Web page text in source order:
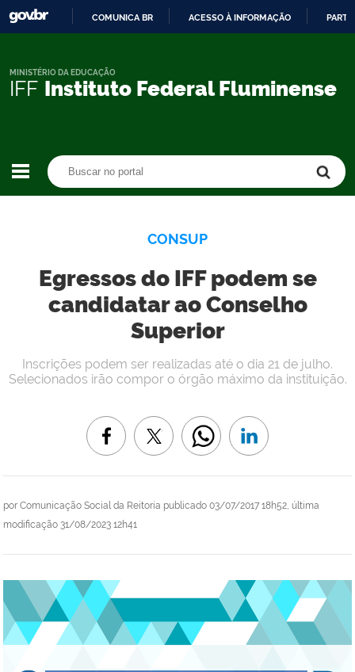
CONTEÚDO
COMUNICA BR ACESSO À INFORMAÇÃO
IFF Instituto Federal Fluminense
MINISTÉRIO DA EDUCAÇÃO
CONSUP
Egressos do IFF podem se
candidatar ao Conselho
Superior
por Comunicação Social da Reitoria publicado 03/07/2017 18h52, última
modificação 31/08/2023 12h41
Inscrições podem ser realizadas até o dia 21 de julho.
Selecionados irão compor o órgão máximo da instituição.